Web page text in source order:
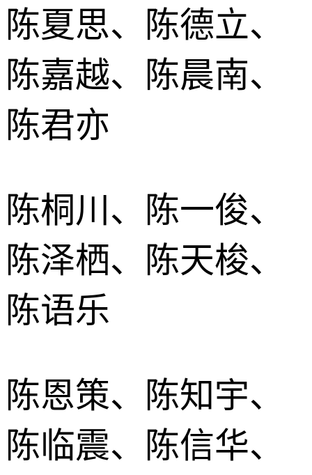
陈夏思、陈德立、
陈嘉越、陈晨南、
陈君亦
陈桐川、陈一俊、
陈泽栖、陈天梭、
陈语乐
陈恩策、陈知宇、
陈临震、陈信华、